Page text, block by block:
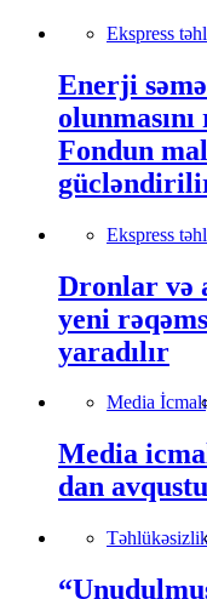
Ekspress
Enerji
olunmasını
Fondun
Ekspress
Dronlar və
yeni
yaradılır
Media
Media
dan